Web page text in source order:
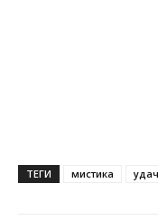
ТЕГИ мистика